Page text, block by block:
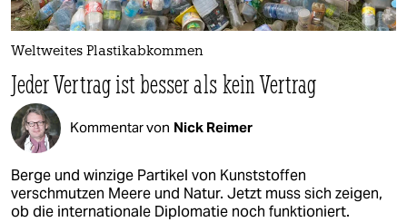
Weltweites Plastikabkommen
Jeder Vertrag ist besser als kein Vertrag
Kommentar von Nick Reimer
Berge und winzige Partikel von Kunststoffen
verschmutzen Meere und Natur. Jetzt muss sich zeigen,
ob die internationale Diplomatie noch funktioniert.